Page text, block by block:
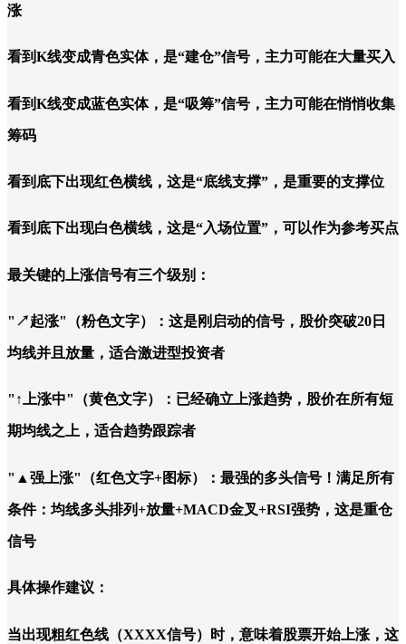
涨
看到K线变成青色实体，是“建仓”信号，主力可能在大量买入
看到K线变成蓝色实体，是“吸筹”信号，主力可能在悄悄收集
筹码
看到底下出现红色横线，这是“底线支撑”，是重要的支撑位
看到底下出现白色横线，这是“入场位置”，可以作为参考买点
最关键的上涨信号有三个级别：
"↗起涨"（粉色文字）：这是刚启动的信号，股价突破20日
均线并且放量，适合激进型投资者
"↑上涨中"（黄色文字）：已经确立上涨趋势，股价在所有短
期均线之上，适合趋势跟踪者
"▲强上涨"（红色文字+图标）：最强的多头信号！满足所有
条件：均线多头排列+放量+MACD金叉+RSI强势，这是重仓
信号
具体操作建议：
当出现粗红色线（XXXX信号）时，意味着股票开始上涨，这